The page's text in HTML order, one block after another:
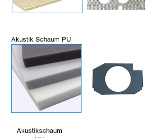
Akustik Schaum PU
Akustikschaum